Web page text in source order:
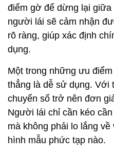
điểm gờ để dừng lại giữa
người lái sẽ cảm nhận
rõ ràng, giúp xác định
dụng.
Một trong những ưu
thẳng là dễ sử dụng. Với
chuyển số trở nên đơn
Người lái chỉ cần kéo
mà không phải lo lắng
hình mẫu phức tạp nào.